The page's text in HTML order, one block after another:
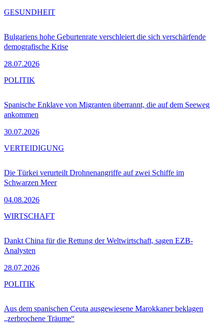
Bulgariens hohe Geburtenrate verschleiert die sich verschärfende
demografische Krise
28.07.2026
GESUNDHEIT
Spanische Enklave von Migranten überrannt, die auf dem Seeweg
ankommen
30.07.2026
POLITIK
Die Türkei verurteilt Drohnenangriffe auf zwei Schiffe im
Schwarzen Meer
04.08.2026
VERTEIDIGUNG
Dankt China für die Rettung der Weltwirtschaft, sagen EZB-
Analysten
28.07.2026
WIRTSCHAFT
Aus dem spanischen Ceuta ausgewiesene Marokkaner beklagen
„zerbrochene Träume“
POLITIK